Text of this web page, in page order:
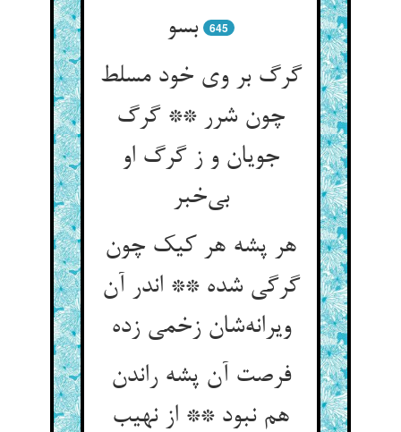
بسو
645
گرگ بر وی خود مسلط
چون شرر ** گرگ
جویان و ز گرگ او
بی‌خبر
هر پشه هر کیک چون
گرگی شده ** اندر آن
ویرانه‌شان زخمی زده
فرصت آن پشه راندن
هم نبود ** از نهیب